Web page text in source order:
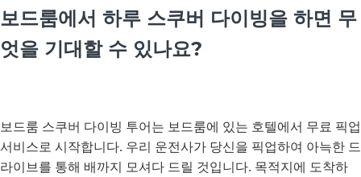
보드룸에서 하루 스쿠버 다이빙을 하면 무
엇을 기대할 수 있나요?
보드룸 스쿠버 다이빙 투어는 보드룸에 있는 호텔에서 무료 픽업
서비스로 시작합니다. 우리 운전사가 당신을 픽업하여 아늑한 드
라이브를 통해 배까지 모셔다 드릴 것입니다. 목적지에 도착하